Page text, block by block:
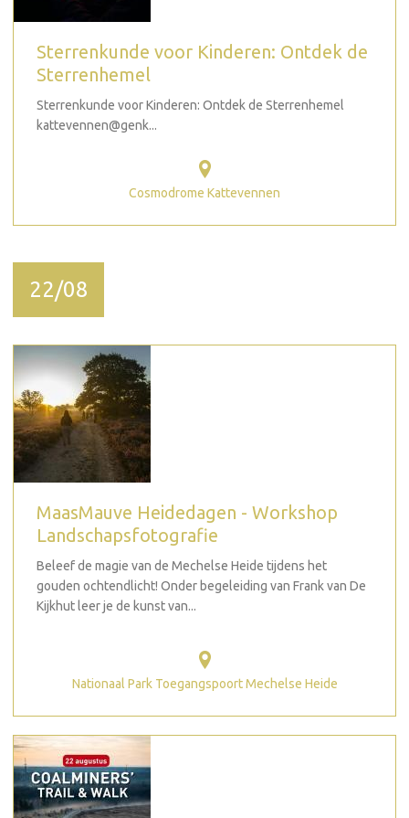
Sterrenkunde voor Kinderen: Ontdek de
Sterrenhemel
Sterrenkunde voor Kinderen: Ontdek de Sterrenhemel
kattevennen@genk...
Cosmodrome Kattevennen
22/08
MaasMauve Heidedagen - Workshop
Landschapsfotografie
Beleef de magie van de Mechelse Heide tijdens het
gouden ochtendlicht! Onder begeleiding van Frank van De
Kijkhut leer je de kunst van...
Nationaal Park Toegangspoort Mechelse Heide